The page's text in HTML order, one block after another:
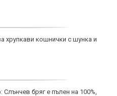
хрупкави кошнички с шунка и
Слънчев бряг е пълен на 100%,